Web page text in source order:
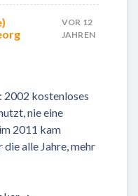
VOR 12
JAHREN
2002 kostenloses
nie eine
2011 kam
alle Jahre, mehr